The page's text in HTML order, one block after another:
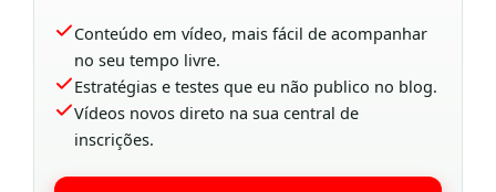
Conteúdo em vídeo, mais fácil de acompanhar
no seu tempo livre.
Estratégias e testes que eu não publico no blog.
Vídeos novos direto na sua central de
inscrições.